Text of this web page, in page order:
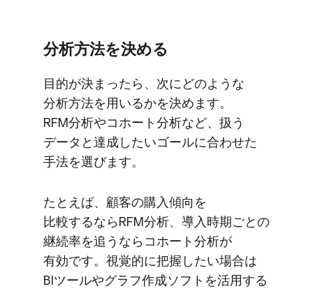
分析方​法を​決める
目的が​決まったら、​次に​どのような​
分析方​法を​用いるかを​決めます。​
RFM分析や​コホート分析など、​扱う​
データと​達成したい​ゴールに​合わせた​
手法を​選びます。
た​とえば、​顧客の​購入傾向を​
比較するなら​RFM分析、​導入時期ごとの​
継続率を​追うなら​コホート分析が​
有効です。​視覚的に​把握したい​場合は​
BIツールや​グラフ作成ソフトを​活用する​